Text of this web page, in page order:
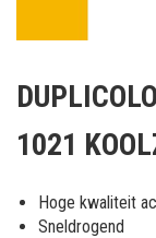
het
van
afbeeldingen-
gallerij
1021
Hoge kwaliteit
Sneldrogend